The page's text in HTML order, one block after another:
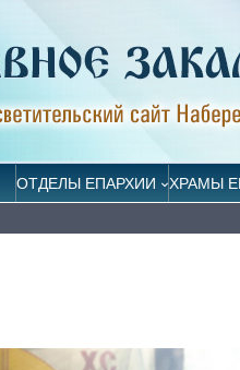
ОТДЕЛЫ ЕПАРХИИ ХРАМЫ